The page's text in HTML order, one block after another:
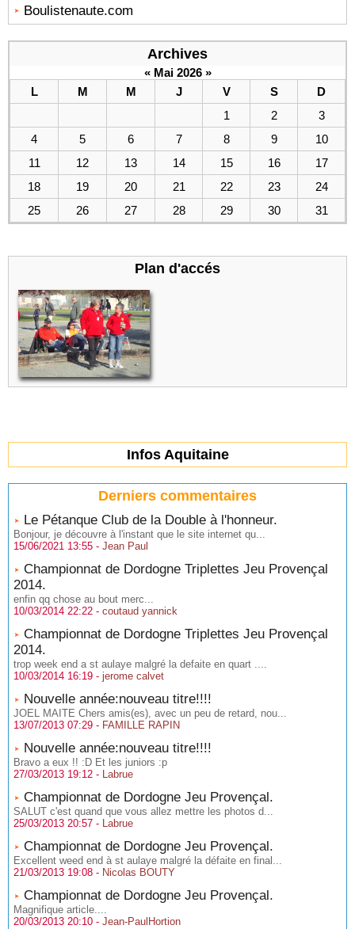
Boulistenaute.com
Archives
« Mai 2026 »
L
M M J V S
D
1
2
3
4
5 6 7 8 9
10
11
12 13 14 15 16
17
18
19 20 21 22 23
24
25
26 27 28 29 30 31
Plan d'accés
Infos Aquitaine
Derniers commentaires
Le Pétanque Club de la Double à l'honneur.
Bonjour, je découvre à l'instant que le site internet qu...
15/06/2021 13:55 - Jean Paul
Championnat de Dordogne Triplettes Jeu Provençal
2014.
enfin qq chose au bout merc...
10/03/2014 22:22 - coutaud yannick
Championnat de Dordogne Triplettes Jeu Provençal
2014.
trop week end a st aulaye malgré la defaite en quart ....
10/03/2014 16:19 - jerome calvet
Nouvelle année:nouveau titre!!!!
JOEL MAITE Chers amis(es), avec un peu de retard, nou...
13/07/2013 07:29 - FAMILLE RAPIN
Nouvelle année:nouveau titre!!!!
Bravo a eux !! :D Et les juniors :p
27/03/2013 19:12 - Labrue
Championnat de Dordogne Jeu Provençal.
SALUT c'est quand que vous allez mettre les photos d...
25/03/2013 20:57 - Labrue
Championnat de Dordogne Jeu Provençal.
Excellent weed end à st aulaye malgré la défaite en final...
21/03/2013 19:08 - Nicolas BOUTY
Championnat de Dordogne Jeu Provençal.
Magnifique article....
20/03/2013 20:10 - Jean-PaulHortion